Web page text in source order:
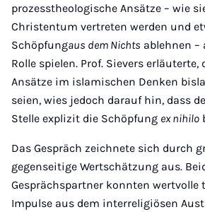
prozesstheologische Ansätze – wie
Christentum vertreten werden und
Schöpfungaus dem Nichts ablehnen
Rolle spielen. Prof. Sievers erläuterte,
Ansätze im islamischen Denken
seien, wies jedoch darauf hin, dass
Stelle explizit die Schöpfung ex nihilo
Das Gespräch zeichnete sich durch
gegenseitige Wertschätzung aus.
Gesprächspartner konnten wertvolle
Impulse aus dem interreligiösen